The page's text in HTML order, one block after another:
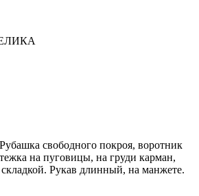
свободного покроя, воротник
на пуговицы, на груди карман,
складкой. Рукав длинный, на манжете.